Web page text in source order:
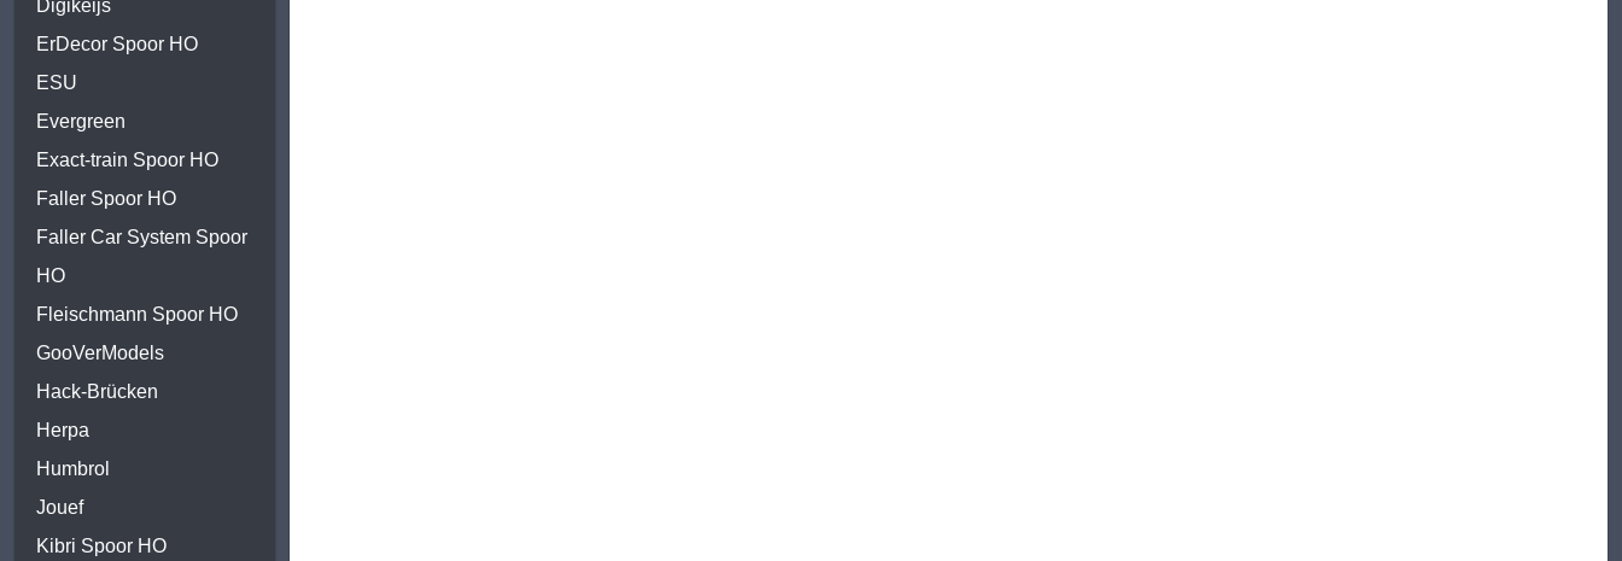
Digikeijs
ErDecor Spoor HO
ESU
Evergreen
Exact-train Spoor HO
Faller Spoor HO
Faller Car System Spoor
HO
Fleischmann Spoor HO
GooVerModels
Hack-Brücken
Herpa
Humbrol
Jouef
Kibri Spoor HO